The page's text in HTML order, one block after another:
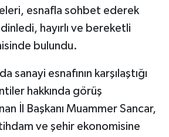
esnafla sohbet ederek
hayırlı ve bereketli
bulundu.
sanayi esnafının karşılaştığı
hakkında görüş
İl Başkanı Muammer Sancar,
ve şehir ekonomisine